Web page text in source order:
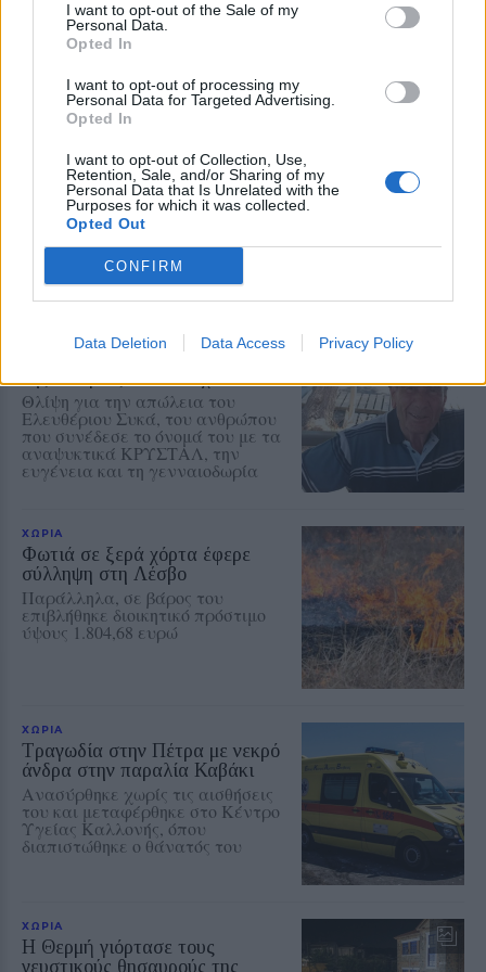
I want to opt-out of the Sale of my
Personal Data.
Opted In
I want to opt-out of processing my
Personal Data for Targeted Advertising.
Opted In
I want to opt-out of Collection, Use,
Retention, Sale, and/or Sharing of my
Personal Data that Is Unrelated with the
Purposes for which it was collected.
Opted Out
CONFIRM
Data Deletion Data Access Privacy Policy
ΣΤΗΝ ΙΔΙΑ ΚΑΤΗΓΟΡΙΑ
Βόλτα στην Κουρνέλα!
Ένας από τους αγαπημένους
προορισμούς για τους λάτρεις της
φύσης και για όσους θέλουν να
γνωρίσουν το νησί από
περιπατητικές διαδρομές
Έσβησε ένα ξεχωριστό κομμάτι
Θλίψη για την απώλεια του
Ελευθέριου Συκά, του ανθρώπου
που συνέδεσε το όνομά του με τα
αναψυκτικά ΚΡΥΣΤΑΛ, την
ευγένεια και τη γενναιοδωρία
ΧΩΡΙΑ
Φωτιά σε ξερά χόρτα έφερε
σύλληψη στη Λέσβο
Παράλληλα, σε βάρος του
επιβλήθηκε διοικητικό πρόστιμο
ύψους 1.804,68 ευρώ
ΧΩΡΙΑ
Τραγωδία στην Πέτρα με νεκρό
άνδρα στην παραλία Καβάκι
Ανασύρθηκε χωρίς τις αισθήσεις
του και μεταφέρθηκε στο Κέντρο
Υγείας Καλλονής, όπου
διαπιστώθηκε ο θάνατός του
ΧΩΡΙΑ
Η Θερμή γιόρτασε τους
γευστικούς θησαυρούς της